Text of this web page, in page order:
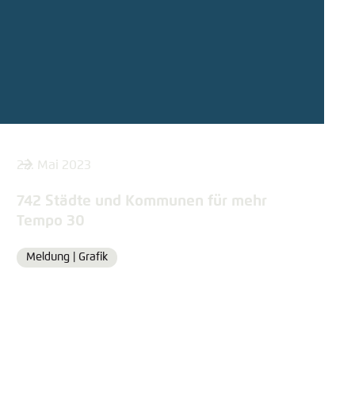
22. Mai 2023
742 Städte und Kommunen für mehr
Tempo 30
Format
Meldung | Grafik